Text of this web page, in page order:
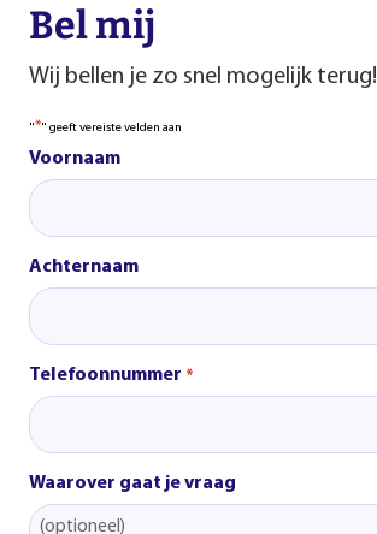
Bel mij
Wij bellen je zo snel mogelijk terug!
"*" geeft vereiste velden aan
Voornaam
Achternaam
Telefoonnummer *
Waarover gaat je vraag